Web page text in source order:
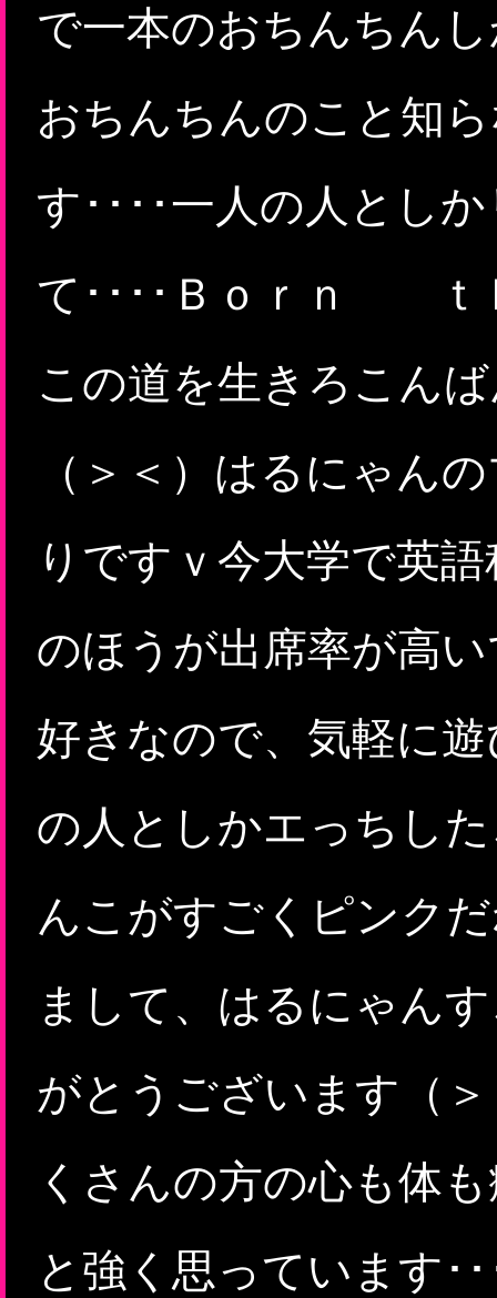
で一本のおちんちん
おちんちんのこと知
す････一人の人とし
て････Ｂｏｒｎ ｔ
この道を生きろこん
（＞＜）はるにゃん
りですｖ今大学で英
のほうが出席率が高
好きなので、気軽に
の人としかエっちし
んこがすごくピンク
まして、はるにゃん
がとうございます（
くさんの方の心も体
と強く思っています･